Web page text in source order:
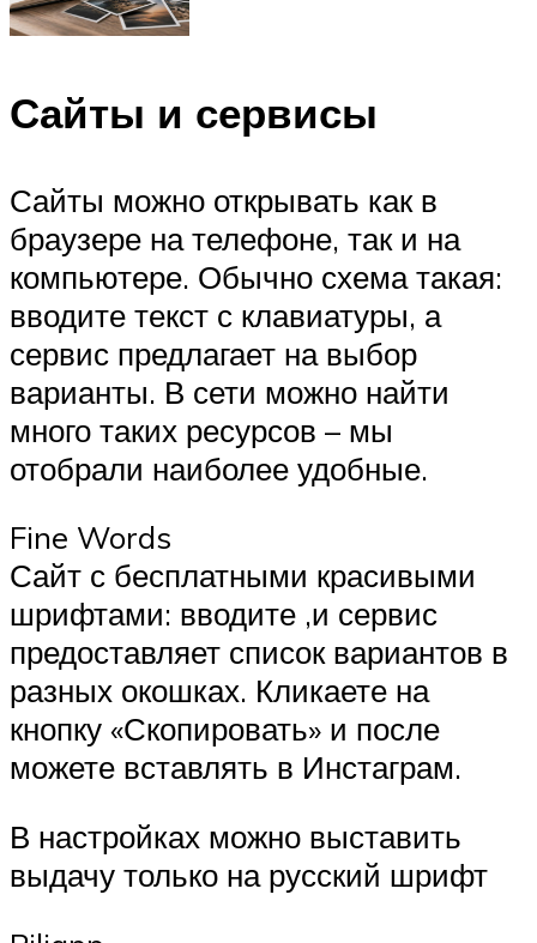
Сайты и сервисы
Сайты можно открывать как в
браузере на телефоне, так и на
компьютере. Обычно схема такая:
вводите текст с клавиатуры, а
сервис предлагает на выбор
варианты. В сети можно найти
много таких ресурсов – мы
отобрали наиболее удобные.
Fine Words
Сайт с бесплатными красивыми
шрифтами: вводите ,и сервис
предоставляет список вариантов в
разных окошках. Кликаете на
кнопку «Скопировать» и после
можете вставлять в Инстаграм.
В настройках можно выставить
выдачу только на русский шрифт